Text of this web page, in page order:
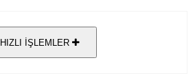
HIZLI İŞLEMLER